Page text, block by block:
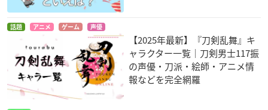
話題 アニメ ゲーム 声優
【2025年最新】『刀剣乱舞』キ
ャラクター一覧｜刀剣男士117振
の声優・刀派・絵師・アニメ情
報などを完全網羅